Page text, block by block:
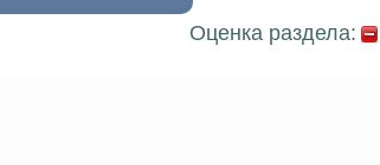
Оценка раздела: